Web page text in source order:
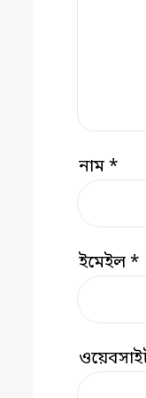
নাম*
ইমেইল*